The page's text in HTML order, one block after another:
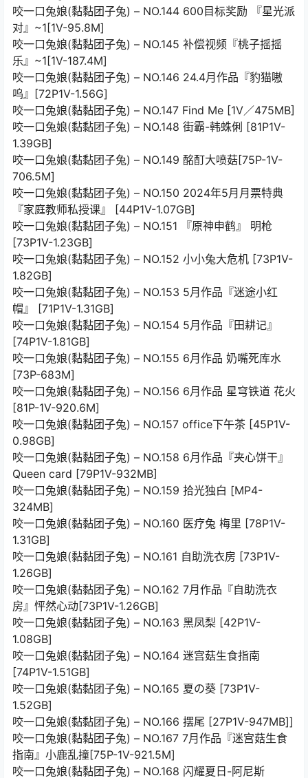
咬一口兔娘(黏黏团子兔) – NO.144 600目标奖励 『星光派
对』~1[1V-95.8M]
咬一口兔娘(黏黏团子兔) – NO.145 补偿视频『桃子摇摇
乐』~1[1V-187.4M]
咬一口兔娘(黏黏团子兔) – NO.146 24.4月作品『豹猫嗷
呜』[72P1V-1.56G]
咬一口兔娘(黏黏团子兔) – NO.147 Find Me [1V／475MB]
咬一口兔娘(黏黏团子兔) – NO.148 街霸-韩蛛俐 [81P1V-
1.39GB]
咬一口兔娘(黏黏团子兔) – NO.149 酩酊大喷菇[75P-1V-
706.5M]
咬一口兔娘(黏黏团子兔) – NO.150 2024年5月月票特典
『家庭教师私授课』 [44P1V-1.07GB]
咬一口兔娘(黏黏团子兔) – NO.151 『原神申鹤』 明枪
[73P1V-1.23GB]
咬一口兔娘(黏黏团子兔) – NO.152 小小兔大危机 [73P1V-
1.82GB]
咬一口兔娘(黏黏团子兔) – NO.153 5月作品『迷途小红
帽』 [71P1V-1.31GB]
咬一口兔娘(黏黏团子兔) – NO.154 5月作品『田耕记』
[74P1V-1.81GB]
咬一口兔娘(黏黏团子兔) – NO.155 6月作品 奶嘴死库水
[73P-683M]
咬一口兔娘(黏黏团子兔) – NO.156 6月作品 星穹铁道 花火
[81P-1V-920.6M]
咬一口兔娘(黏黏团子兔) – NO.157 office下午茶 [45P1V-
0.98GB]
咬一口兔娘(黏黏团子兔) – NO.158 6月作品『夹心饼干』
Queen card [79P1V-932MB]
咬一口兔娘(黏黏团子兔) – NO.159 拾光独白 [MP4-
324MB]
咬一口兔娘(黏黏团子兔) – NO.160 医疗兔 梅里 [78P1V-
1.31GB]
咬一口兔娘(黏黏团子兔) – NO.161 自助洗衣房 [73P1V-
1.26GB]
咬一口兔娘(黏黏团子兔) – NO.162 7月作品『自助洗衣
房』怦然心动[73P1V-1.26GB]
咬一口兔娘(黏黏团子兔) – NO.163 黑凤梨 [42P1V-
1.08GB]
咬一口兔娘(黏黏团子兔) – NO.164 迷宫菇生食指南
[74P1V-1.51GB]
咬一口兔娘(黏黏团子兔) – NO.165 夏の葵 [73P1V-
1.52GB]
咬一口兔娘(黏黏团子兔) – NO.166 摆尾 [27P1V-947MB]]
咬一口兔娘(黏黏团子兔) – NO.167 7月作品『迷宫菇生食
指南』小鹿乱撞[75P-1V-921.5M]
咬一口兔娘(黏黏团子兔) – NO.168 闪耀夏日-阿尼斯